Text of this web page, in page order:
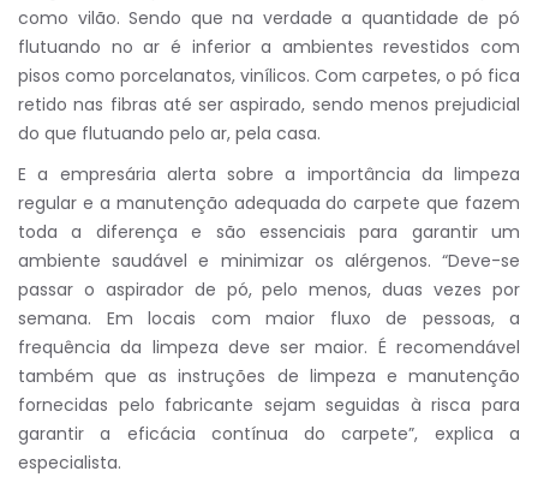
como vilão. Sendo que na verdade a quantidade de pó
flutuando no ar é inferior a ambientes revestidos com
pisos como porcelanatos, vinílicos. Com carpetes, o pó fica
retido nas fibras até ser aspirado, sendo menos prejudicial
do que flutuando pelo ar, pela casa.
E a empresária alerta sobre a importância da limpeza
regular e a manutenção adequada do carpete que fazem
toda a diferença e são essenciais para garantir um
ambiente saudável e minimizar os alérgenos. “Deve-se
passar o aspirador de pó, pelo menos, duas vezes por
semana. Em locais com maior fluxo de pessoas, a
frequência da limpeza deve ser maior. É recomendável
também que as instruções de limpeza e manutenção
fornecidas pelo fabricante sejam seguidas à risca para
garantir a eficácia contínua do carpete”, explica a
especialista.